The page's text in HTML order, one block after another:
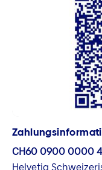
CH60 0900 0000
Helvetia